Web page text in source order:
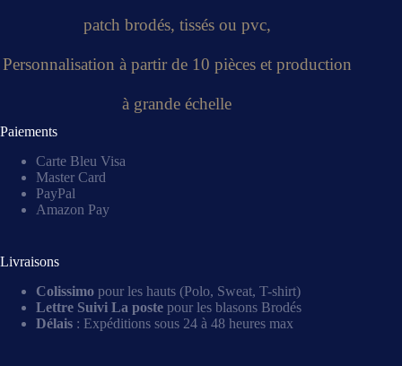
patch brodés, tissés ou pvc,
Personnalisation à partir de 10 pièces et production
à grande échelle
Paiements
Carte Bleu Visa
Master Card
PayPal
Amazon Pay
Livraisons
Colissimo pour les hauts (Polo, Sweat, T-shirt)
Lettre Suivi La poste pour les blasons Brodés
Délais : Expéditions sous 24 à 48 heures max